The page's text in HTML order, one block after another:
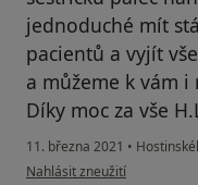
jednoduché mít
pacientů a vyjít
a můžeme k vám
Díky moc za vše
11. března 2021 •
podle názoru uživatele
Nahlásit zneužití